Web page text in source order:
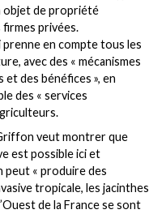
objet de propriété
privées.
en compte tous les
avec des « mécanismes
des bénéfices », en
des « services
veut montrer que
est possible ici et
peut « produire des
tropicale, les jacinthes
de la France se sont